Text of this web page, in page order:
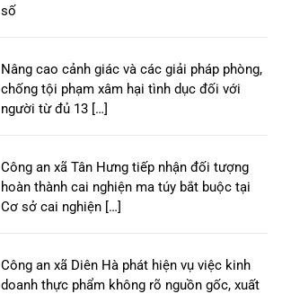
số
Nâng cao cảnh giác và các giải pháp phòng,
chống tội phạm xâm hại tình dục đối với
người từ đủ 13 […]
Công an xã Tân Hưng tiếp nhận đối tượng
hoàn thành cai nghiện ma túy bắt buộc tại
Cơ sở cai nghiện […]
Công an xã Diên Hà phát hiện vụ việc kinh
doanh thực phẩm không rõ nguồn gốc, xuất